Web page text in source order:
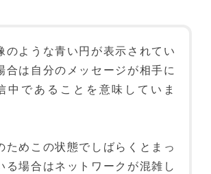
のような青い円が表示されてい
合は自分のメッセージが相手に
中であることを意味していま
ためこの状態でしばらくとまっ
る場合はネットワークが混雑し